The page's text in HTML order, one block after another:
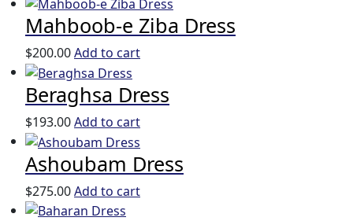
Mahboob-e Ziba Dress
$200.00Add to cart
Beraghsa Dress
$193.00Add to cart
Ashoubam Dress
$275.00Add to cart